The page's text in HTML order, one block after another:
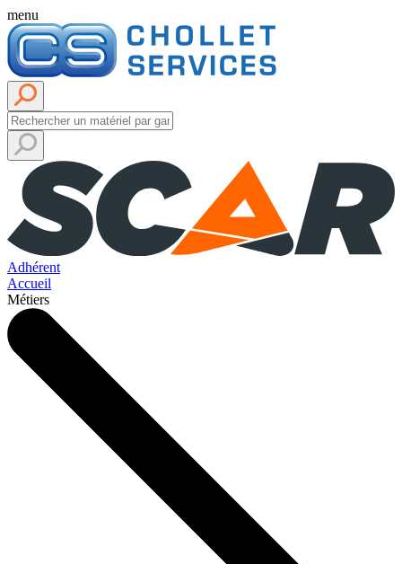
menu
Adhérent
Accueil
Métiers